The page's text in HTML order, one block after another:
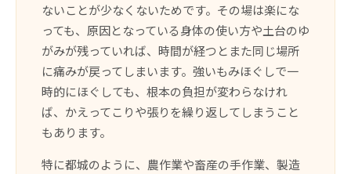
ないことが少なくないためです。その場は楽にな
っても、原因となっている身体の使い方や土台のゆ
がみが残っていれば、時間が経つとまた同じ場所
に痛みが戻ってしまいます。強いもみほぐしで一
時的にほぐしても、根本の負担が変わらなけれ
ば、かえってこりや張りを繰り返してしまうこと
もあります。
特に都城のように、農作業や畜産の手作業、製造